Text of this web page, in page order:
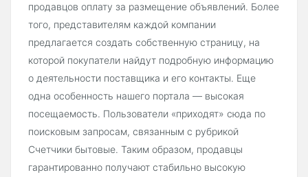
продавцов оплату за размещение объявлений. Более
того, представителям каждой компании
предлагается создать собственную страницу, на
которой покупатели найдут подробную информацию
о деятельности поставщика и его контакты. Еще
одна особенность нашего портала — высокая
посещаемость. Пользователи «приходят» сюда по
поисковым запросам, связанным с рубрикой
Счетчики бытовые. Таким образом, продавцы
гарантированно получают стабильно высокую